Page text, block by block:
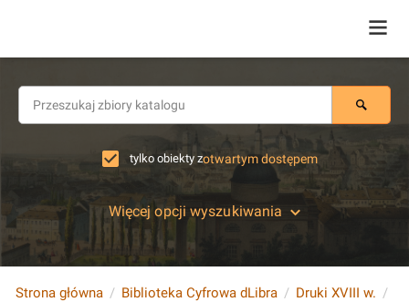
tylko obiekty zotwartym dostępem
Więcej opcji wyszukiwania
Strona główna Biblioteka Cyfrowa dLibra Druki XVIII w.